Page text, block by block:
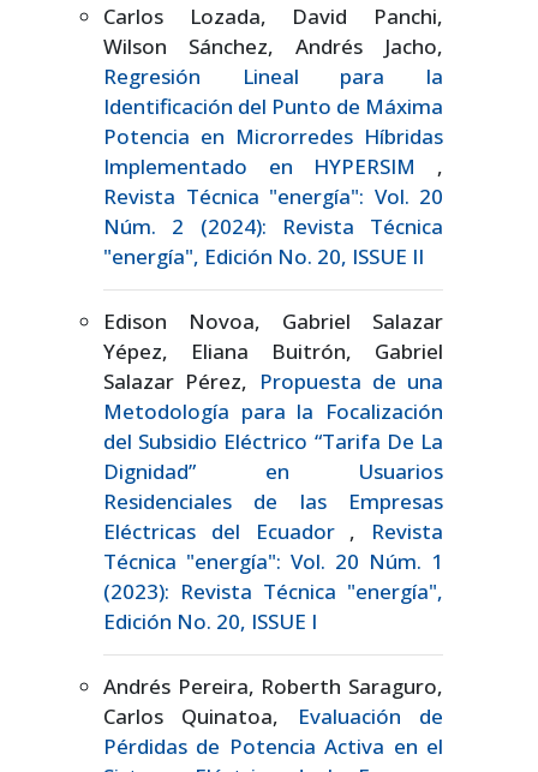
Carlos Lozada, David Panchi,
Wilson Sánchez, Andrés Jacho,
Regresión Lineal para la
Identificación del Punto de Máxima
Potencia en Microrredes Híbridas
Implementado en HYPERSIM ,
Revista Técnica "energía": Vol. 20
Núm. 2 (2024): Revista Técnica
"energía", Edición No. 20, ISSUE II
Edison Novoa, Gabriel Salazar
Yépez, Eliana Buitrón, Gabriel
Salazar Pérez, Propuesta de una
Metodología para la Focalización
del Subsidio Eléctrico “Tarifa De La
Dignidad” en Usuarios
Residenciales de las Empresas
Eléctricas del Ecuador , Revista
Técnica "energía": Vol. 20 Núm. 1
(2023): Revista Técnica "energía",
Edición No. 20, ISSUE I
Andrés Pereira, Roberth Saraguro,
Carlos Quinatoa,
Evaluación de
Pérdidas de Potencia Activa en el